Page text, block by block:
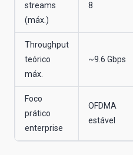
streams
(máx.)
8
Throughput
teórico
máx.
~9.6 Gbps
Foco
prático
enterprise
OFDMA
estável